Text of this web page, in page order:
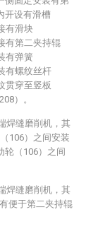
开设有滑槽
有滑块
有第二夹持辊
有弹簧
有螺纹丝杆
贯穿至竖板
）。
焊缝磨削机，其
106）之间安装
轮（106）之间
焊缝磨削机，其
便于第二夹持辊